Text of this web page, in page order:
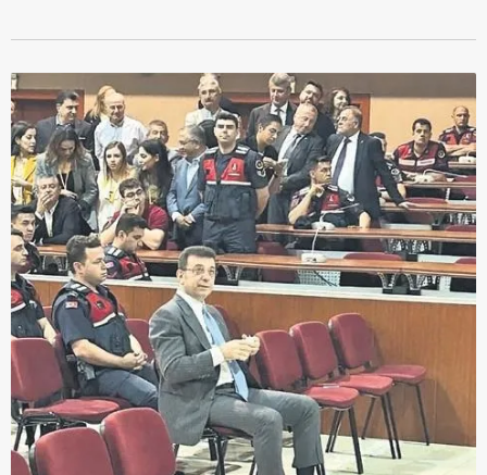
için Ayarlar butonuna tıklayabilir,Çerez Bilgilendirme
6698 sayılı Kişisel Verilerin Korunması Kanunu uyarınca
hazırlanmış Aydınlatma Metnimizi okumak ve sitemizde
ilgili mevzuata uygun olarak kullanılan çerezlerle ilgili bilgi
almak için lütfentıklayınız.